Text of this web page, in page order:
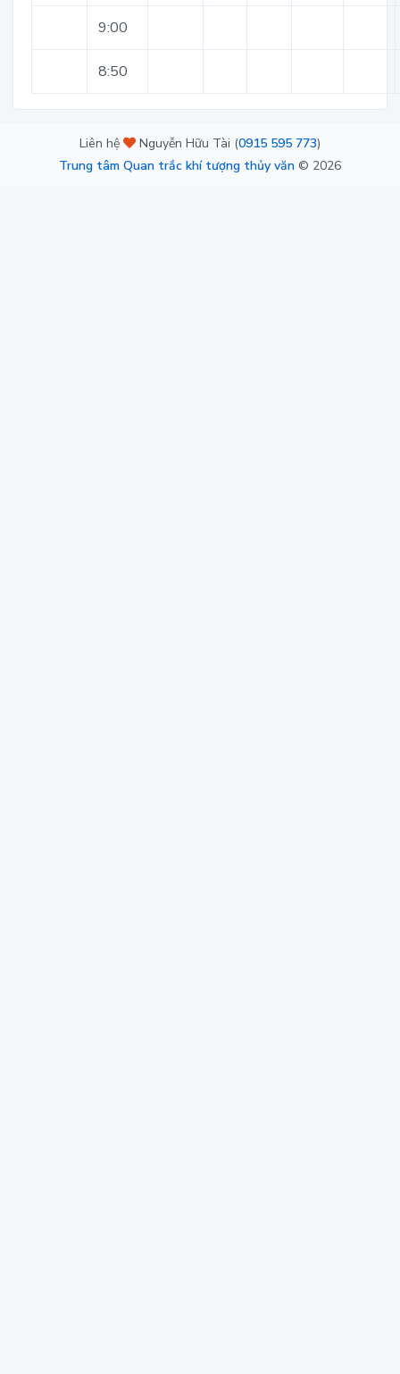
9:00
8:50
Liên hệ Nguyễn Hữu Tài (0915 595 773)
Trung tâm Quan trắc khí tượng thủy văn © 2026